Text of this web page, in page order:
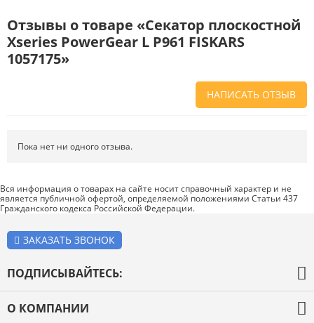
Отзывы о товаре «Секатор плоскостной
Xseries PowerGear L P961 FISKARS
1057175»
НАПИСАТЬ ОТЗЫВ
не ошиблись в своем выборе.
Доставка. Как был упакован товар? Доставили ли его вам в
оговоренный срок?
Товар . Качественный? Какие его плюсы и минусы?
Пока нет ни одного отзыва.
Вся информация о товарах на сайте носит справочный характер и не
является публичной офертой, определяемой положениями Статьи 437
Гражданского кодекса Российской Федерации.
ЗАКАЗАТЬ ЗВОНОК
ПОДПИСЫВАЙТЕСЬ:
О КОМПАНИИ